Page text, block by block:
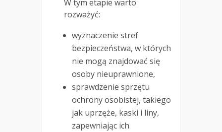
W tym etapie warto
rozważyć:
wyznaczenie stref
bezpieczeństwa, w których
nie mogą znajdować się
osoby nieuprawnione,
sprawdzenie sprzętu
ochrony osobistej, takiego
jak uprzęże, kaski i liny,
zapewniając ich